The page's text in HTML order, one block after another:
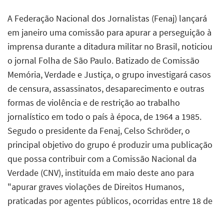
A Federação Nacional dos Jornalistas (Fenaj) lançará
em janeiro uma comissão para apurar a perseguição à
imprensa durante a ditadura militar no Brasil, noticiou
o jornal Folha de São Paulo. Batizado de Comissão
Memória, Verdade e Justiça, o grupo investigará casos
de censura, assassinatos, desaparecimento e outras
formas de violência e de restrição ao trabalho
jornalístico em todo o país à época, de 1964 a 1985.
Segudo o presidente da Fenaj, Celso Schröder, o
principal objetivo do grupo é produzir uma publicação
que possa contribuir com a Comissão Nacional da
Verdade (CNV), instituída em maio deste ano para
"apurar graves violações de Direitos Humanos,
praticadas por agentes públicos, ocorridas entre 18 de